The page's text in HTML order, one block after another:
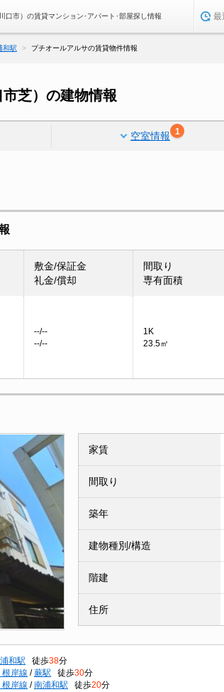
口市）の賃貸マンション･アパート･部屋探し情報 最
和駅 プチオールアルサの賃貸物件情報
芝）の建物情報
空室情報 1
敷金/保証金
礼金/償却
間取り
専有面積
--/--
--/--
1K
23.5㎡
家賃
間取り
築年
建物種別/構造
階建
住所
和駅 徒歩38分
根岸線 / 蕨駅 徒歩30分
根岸線 / 南浦和駅 徒歩20分